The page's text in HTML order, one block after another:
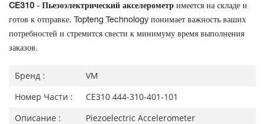
CE310 - Пьезоэлектрический акселерометр имеется на складе и
готов к отправке. Topteng Technology понимает важность ваших
потребностей и стремится свести к минимуму время выполнения
заказов.
Бренд :
VM
Номер Части :
CE310 444-310-401-101
Описание :
Piezoelectric Accelerometer